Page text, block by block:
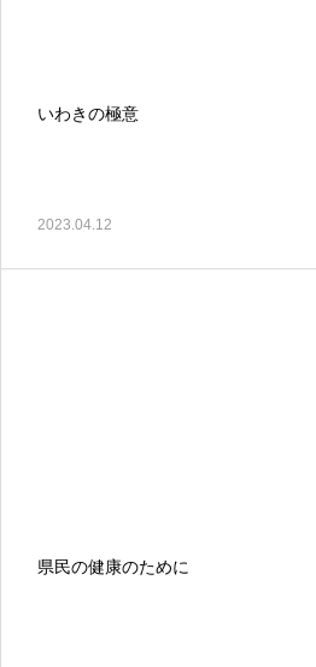
いわきの極意
2023.04.12
県民の健康のために